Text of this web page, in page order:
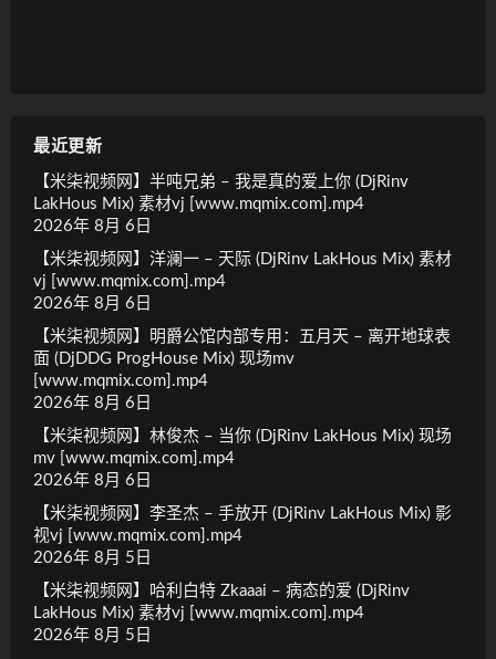
最近更新
【米柒视频网】半吨兄弟 – 我是真的爱上你 (DjRinv
LakHous Mix) 素材vj [www.mqmix.com].mp4
2026年 8月 6日
【米柒视频网】洋澜一 – 天际 (DjRinv LakHous Mix) 素材
vj [www.mqmix.com].mp4
2026年 8月 6日
【米柒视频网】明爵公馆内部专用：五月天 – 离开地球表
面 (DjDDG ProgHouse Mix) 现场mv
[www.mqmix.com].mp4
2026年 8月 6日
【米柒视频网】林俊杰 – 当你 (DjRinv LakHous Mix) 现场
mv [www.mqmix.com].mp4
2026年 8月 6日
【米柒视频网】李圣杰 – 手放开 (DjRinv LakHous Mix) 影
视vj [www.mqmix.com].mp4
2026年 8月 5日
【米柒视频网】哈利白特 Zkaaai – 病态的爱 (DjRinv
LakHous Mix) 素材vj [www.mqmix.com].mp4
2026年 8月 5日